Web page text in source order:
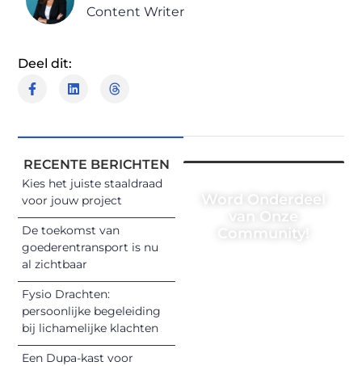
Content Writer
Deel dit:
RECENTE BERICHTEN
Kies het juiste staaldraad
voor jouw project
De toekomst van
goederentransport is nu
al zichtbaar
Fysio Drachten:
persoonlijke begeleiding
bij lichamelijke klachten
Een Dupa-kast voor
Word Onderdeel
van Onze
Community!